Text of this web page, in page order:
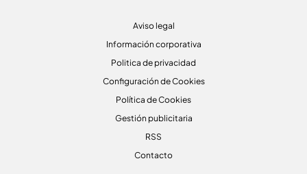
Aviso legal
Información corporativa
Politica de privacidad
Configuración de Cookies
Política de Cookies
Gestión publicitaria
RSS
Contacto